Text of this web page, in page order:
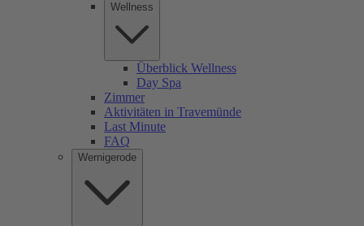
Wellness
Überblick Wellness
Day Spa
Zimmer
Aktivitäten in Travemünde
Last Minute
FAQ
Wernigerode